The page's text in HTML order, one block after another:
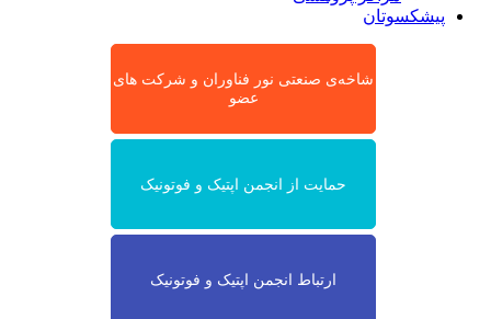
پیشکسوتان
شاخه‌ی صنعتی نور فناوران و شرکت های
عضو
حمایت از انجمن اپتیک و فوتونیک
ارتباط انجمن اپتیک و فوتونیک